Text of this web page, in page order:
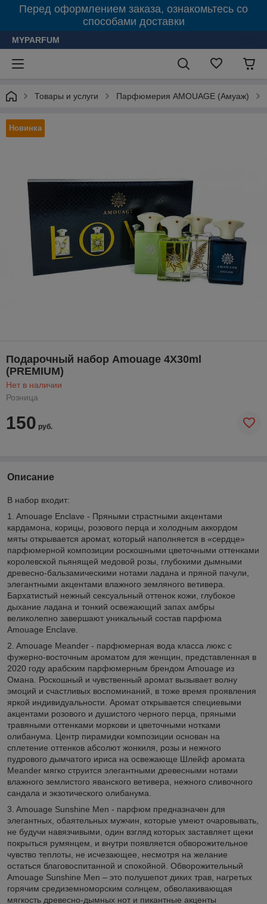
Перед оформлением заказа, ознакомьтесь со
способами доставки
MYPARFUM
Товары и услуги Парфюмерия AMOUAGE (Амуаж)
Новинка
Подарочный набор Amouage 4X30ml
(PREMIUM)
Нет в наличии
Розница
150 руб.
Описание
В набор входит:
1. Amouage Enclave - Пряными страстными акцентами
кардамона, корицы, розового перца и холодным аккордом
мяты открывается аромат, который наполняется в «сердце»
парфюмерной композиции роскошными цветочными оттенками
королевской пьянящей медовой розы, глубокими дымными
древесно-бальзамическими нотами ладана и пряной пачули,
элегантными акцентами влажного земляного ветивера.
Бархатистый нежный сексуальный оттенок кожи, глубокое
дыхание ладана и тонкий освежающий запах амбры
великолепно завершают уникальный состав парфюма
Amouage Enclave.
2. Amouage Meander - парфюмерная вода класса люкс с
фужерно-восточным ароматом для женщин, представленная в
2020 году арабским парфюмерным брендом Amouage из
Омана. Роскошный и чувственный аромат вызывает волну
эмоций и счастливых воспоминаний, в тоже время проявления
яркой индивидуальности. Аромат открывается специевыми
акцентами розового и душистого черного перца, пряными
травяными оттенками моркови и цветочными нотками
олибанума. Центр пирамидки композиции основан на
сплетение оттенков абсолют жонкиля, розы и нежного
пудрового дымчатого ириса на освежающе Шлейф аромата
Meander мягко струится элегантными древесными нотами
влажного землистого яванского ветивера, нежного сливочного
сандала и экзотического олибанума.
3. Amouage Sunshine Men - парфюм предназначен для
элегантных, обаятельных мужчин, которые умеют очаровывать,
не будучи навязчивыми, один взгляд которых заставляет щеки
покрыться румянцем, и внутри появляется обворожительное
чувство теплоты, не исчезающее, несмотря на желание
остаться благовоспитанной и спокойной. Обворожительный
Amouage Sunshine Men – это полушепот диких трав, нагретых
горячим средиземноморским солнцем, обволакивающая
мягкость древесно-дымных нот и пикантные акценты